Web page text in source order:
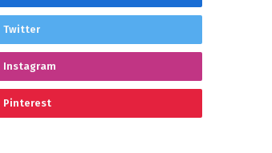
Twitter
Instagram
Pinterest